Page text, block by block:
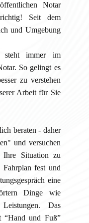
Notar
Seit dem
und Umgebung
steht immer im
So gelingt es
zu verstehen
Arbeit für Sie
beraten - daher
und versuchen
Ihre Situation zu
fest und
eine
Dinge wie
Leistungen. Das
“Hand und Fuß”